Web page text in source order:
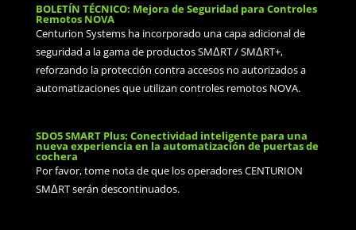
BOLETÍN TÉCNICO: Mejora de Seguridad para Controles
Remotos NOVA
Centurion Systems ha incorporado una capa adicional de
seguridad a la gama de productos SMΔRT / SMΔRT+,
reforzando la protección contra accesos no autorizados a
automatizaciones que utilizan controles remotos NOVA.
SDO5 SMART Plus: Conectividad inteligente para una
nueva experiencia en la automatización de puertas de
cochera
Por favor, tome nota de que los operadores CENTURION
SMΔRT serán descontinuados.